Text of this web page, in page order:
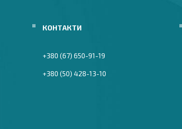
+380 (67) 650-91-19
+380 (50) 428-13-10